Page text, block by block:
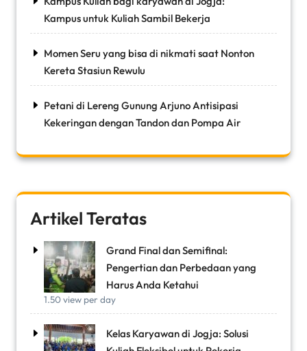
Kampus untuk Kuliah Sambil Bekerja
Momen Seru yang bisa di nikmati saat Nonton
Kereta Stasiun Rewulu
Petani di Lereng Gunung Arjuno Antisipasi
Kekeringan dengan Tandon dan Pompa Air
Artikel Teratas
Grand Final dan Semifinal:
Pengertian dan Perbedaan yang
Harus Anda Ketahui
1.50 view per day
Kelas Karyawan di Jogja: Solusi